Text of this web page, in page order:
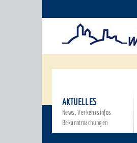
AKTUELLES
News, Verkehrsinfos
Bekanntmachungen